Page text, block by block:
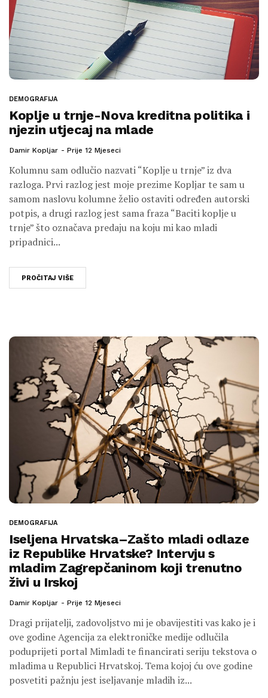
DEMOGRAFIJA
Koplje u trnje-Nova kreditna politika i
njezin utjecaj na mlade
Damir Kopljar Prije 12 Mjeseci
Kolumnu sam odlučio nazvati “Koplje u trnje” iz dva
razloga. Prvi razlog jest moje prezime Kopljar te sam u
samom naslovu kolumne želio ostaviti određen autorski
potpis, a drugi razlog jest sama fraza “Baciti koplje u
trnje” što označava predaju na koju mi kao mladi
pripadnici...
PROČITAJ VIŠE
DEMOGRAFIJA
Iseljena Hrvatska–Zašto mladi odlaze
iz Republike Hrvatske? Intervju s
mladim Zagrepčaninom koji trenutno
živi u Irskoj
Damir Kopljar Prije 12 Mjeseci
Dragi prijatelji, zadovoljstvo mi je obavijestiti vas kako je i
ove godine Agencija za elektroničke medije odlučila
poduprijeti portal Mimladi te financirati seriju tekstova o
mladima u Republici Hrvatskoj. Tema kojoj ću ove godine
posvetiti pažnju jest iseljavanje mladih iz...